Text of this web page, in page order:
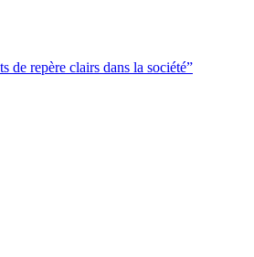
de repère clairs dans la société”